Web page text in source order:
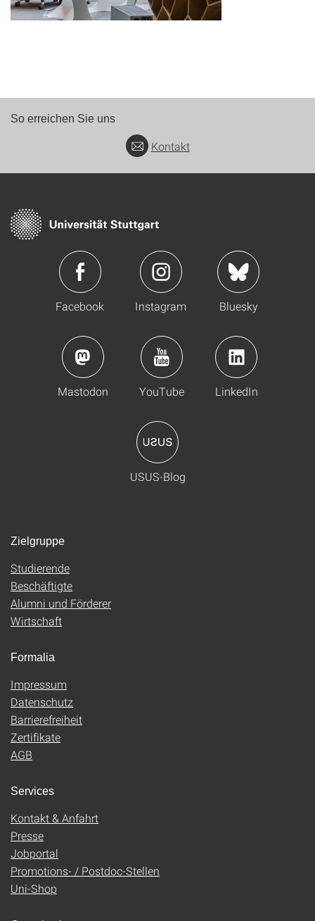
So erreichen Sie uns
Kontakt
Facebook Instagram Bluesky
Mastodon YouTube LinkedIn
USUS-Blog
Zielgruppe
Studierende
Beschäftigte
Alumni und Förderer
Wirtschaft
Formalia
Impressum
Datenschutz
Barrierefreiheit
Zertifikate
AGB
Services
Kontakt & Anfahrt
Presse
Jobportal
Promotions- / Postdoc-Stellen
Uni-Shop